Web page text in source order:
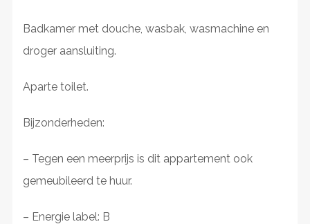
Badkamer met douche, wasbak, wasmachine en
droger aansluiting.
Aparte toilet.
Bijzonderheden:
– Tegen een meerprijs is dit appartement ook
gemeubileerd te huur.
– Energie label: B